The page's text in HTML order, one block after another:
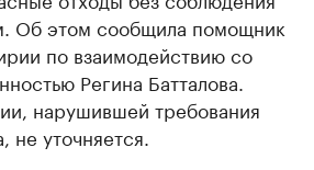
Об этом сообщила помощник
по взаимодействию со
Регина Батталова.
нарушившей требования
не уточняется.